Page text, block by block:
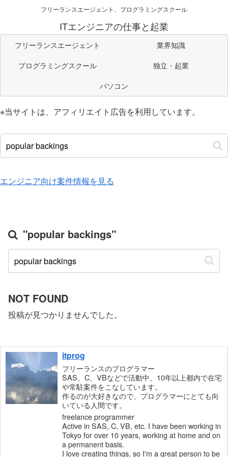
フリーランスエージェント、プログラミングスクール
ITエンジニアの仕事と起業
フリーランスエージェント
業界知識
プログラミングスクール
独立・起業
パソコン
※当サイトは、アフィリエイト広告を利用しています。
エンジニア向け案件情報を見る
"popular backings"
NOT FOUND
投稿が見つかりませんでした。
itprog
フリーランスのプログラマー
SAS、C、VBなどで活動中。10年以上都内で在宅
や常駐案件をこなしています。
作るのが大好きなので、プログラマーにとても向
いている人間です。
freelance programmer
Active in SAS, C, VB, etc. I have been working in
Tokyo for over 10 years, working at home and on
a permanent basis.
I love creating things, so I'm a great person to be